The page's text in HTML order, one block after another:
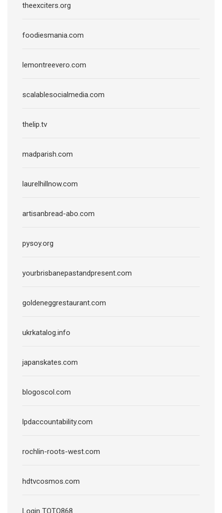
theexciters.org
foodiesmania.com
lemontreevero.com
scalablesocialmedia.com
thelip.tv
madparish.com
laurelhillnow.com
artisanbread-abo.com
pysoy.org
yourbrisbanepastandpresent.com
goldeneggrestaurant.com
ukrkatalog.info
japanskates.com
blogoscol.com
lpdaccountability.com
rochlin-roots-west.com
hdtvcosmos.com
Login TOTO868